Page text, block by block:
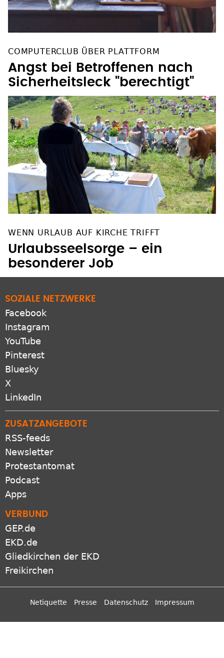
COMPUTERCLUB ÜBER PLATTFORM
Angst bei Betroffenen nach
Sicherheitsleck "berechtigt"
WENN URLAUB AUF KIRCHE TRIFFT
Urlaubsseelsorge – ein
besonderer Job
SOZIALE NETZWERKE
Facebook
Instagram
YouTube
Pinterest
Bluesky
X
LinkedIn
ZUSATZANGEBOTE
RSS-feeds
Newsletter
Protestantomat
Podcast
Apps
VERBUND
GEP.de
EKD.de
Gliedkirchen der EKD
Freikirchen
Netiquette Presse Datenschutz Impressum